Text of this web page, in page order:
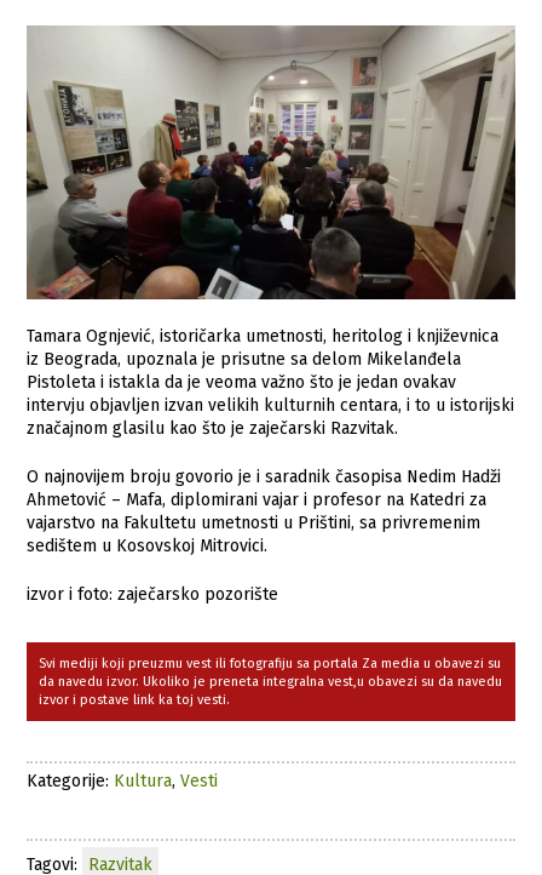
Tamara Ognjević, istoričarka umetnosti, heritolog i književnica
iz Beograda, upoznala je prisutne sa delom Mikelanđela
Pistoleta i istakla da je veoma važno što je jedan ovakav
intervju objavljen izvan velikih kulturnih centara, i to u istorijski
značajnom glasilu kao što je zaječarski Razvitak.
O najnovijem broju govorio je i saradnik časopisa Nedim Hadži
Ahmetović – Mafa, diplomirani vajar i profesor na Кatedri za
vajarstvo na Fakultetu umetnosti u Prištini, sa privremenim
sedištem u Kosovskoj Mitrovici.
izvor i foto: zaječarsko pozorište
Svi mediji koji preuzmu vest ili fotografiju sa portala Za media u obavezi su
da navedu izvor. Ukoliko je preneta integralna vest,u obavezi su da navedu
izvor i postave link ka toj vesti.
Kategorije: Kultura,Vesti
Tagovi: Razvitak